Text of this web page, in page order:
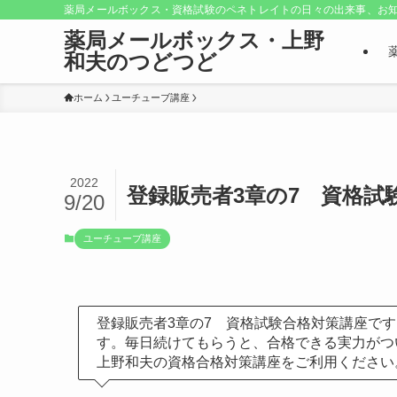
薬局メールボックス・資格試験のペネトレイトの日々の出来事、
薬局メールボックス・上野
和夫のつどつど
ホーム ユーチューブ講座
登録販売者3章の7 資格試
2022
9/20
ユーチューブ講座
登録販売者3章の7 資格試験合格対策講座で
す。毎日続けてもらうと、合格できる実力が
上野和夫の資格合格対策講座をご利用くださ